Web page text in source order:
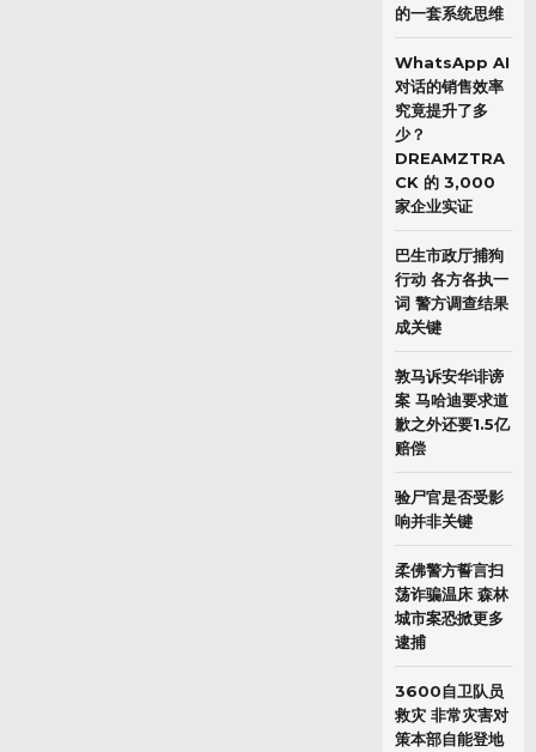
的一套系统思维
WhatsApp AI
对话的销售效率
究竟提升了多
少？
DREAMZTRA
CK 的 3,000
家企业实证
巴生市政厅捕狗
行动 各方各执一
词 警方调查结果
成关键
敦马诉安华诽谤
案 马哈迪要求道
歉之外还要1.5亿
赔偿
验尸官是否受影
响并非关键
柔佛警方誓言扫
荡诈骗温床 森林
城市案恐掀更多
逮捕
3600自卫队员
救灾 非常灾害对
策本部自能登地